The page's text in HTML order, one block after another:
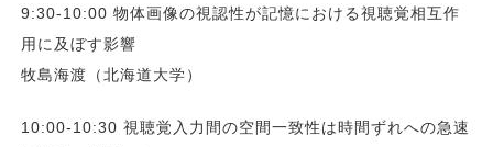
9:30-10:00 物体画像の視認性が記憶における視聴覚相互作
用に及ぼす影響
牧島海渡（北海道大学）
10:00-10:30 視聴覚入力間の空間一致性は時間ずれへの急速